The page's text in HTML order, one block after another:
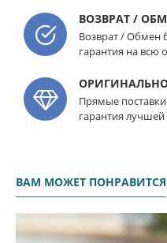
ВОЗВРАТ /
Возврат / Обмен
гарантия на всю
Прямые
гарантия
ВАМ МОЖЕТ ПОНРАВИТСЯ